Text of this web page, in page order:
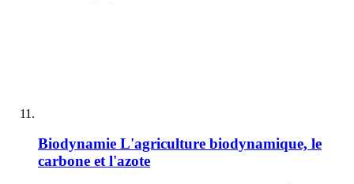
Biodynamie L'agriculture biodynamique, le
carbone et l'azote